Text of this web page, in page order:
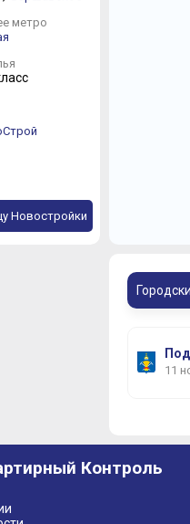
метро
Новостройки
11
Контроль